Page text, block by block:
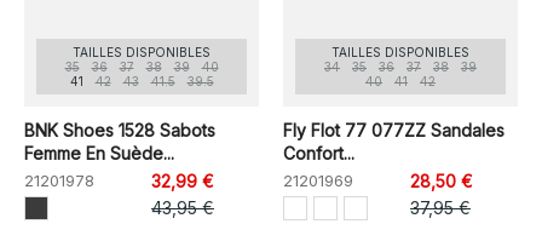
TAILLES DISPONIBLES
35
36 37 38 39
40
41
42 43 41.5 39.5
BNK Shoes 1528 Sabots
Femme En Suède...
21201978
32,99 €
43,95 €
TAILLES DISPONIBLES
34
35 36 37 38
39
40
41 42
Fly Flot 77 077ZZ Sandales
Confort...
21201969
28,50 €
37,95 €